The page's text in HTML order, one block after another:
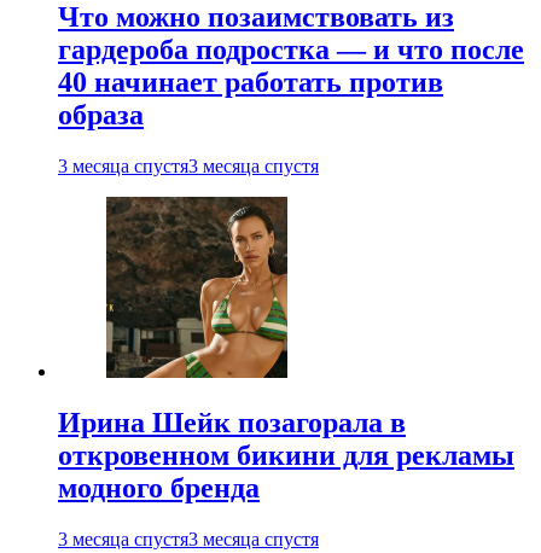
Что можно позаимствовать из
гардероба подростка — и что после
40 начинает работать против
образа
3 месяца спустя3 месяца спустя
Ирина Шейк позагорала в
откровенном бикини для рекламы
модного бренда
3 месяца спустя3 месяца спустя